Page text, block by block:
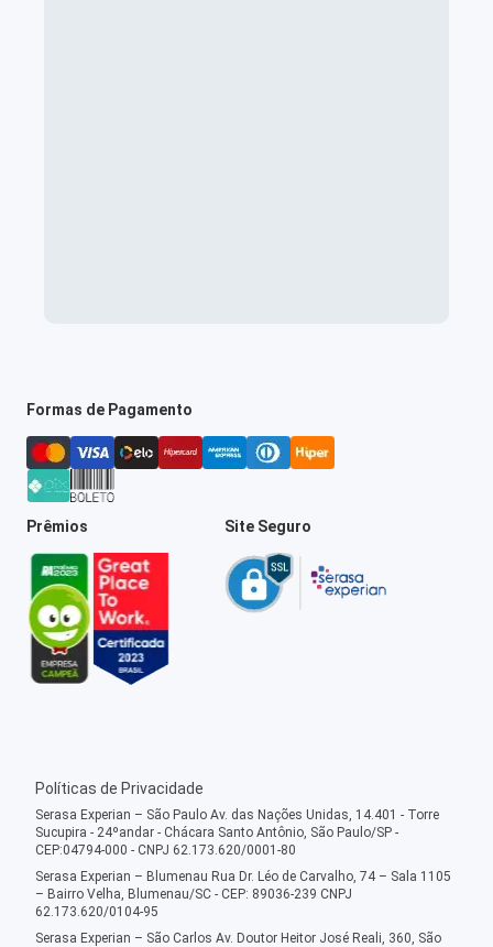
Formas de Pagamento
Prêmios Site Seguro
Políticas de Privacidade
Serasa Experian – São Paulo Av. das Nações Unidas, 14.401 - Torre
Sucupira - 24ºandar - Chácara Santo Antônio, São Paulo/SP -
CEP:04794-000 - CNPJ 62.173.620/0001-80
Serasa Experian – Blumenau Rua Dr. Léo de Carvalho, 74 – Sala 1105
– Bairro Velha, Blumenau/SC - CEP: 89036-239 CNPJ
62.173.620/0104-95
Serasa Experian – São Carlos Av. Doutor Heitor José Reali, 360, São